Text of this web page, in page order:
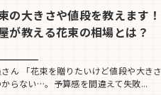
の大きさや値段を教えます！
が教える花束の相場とは？
ん 「花束を贈りたいけど値段や大きさ
らない…。予算感を間違えて失敗...